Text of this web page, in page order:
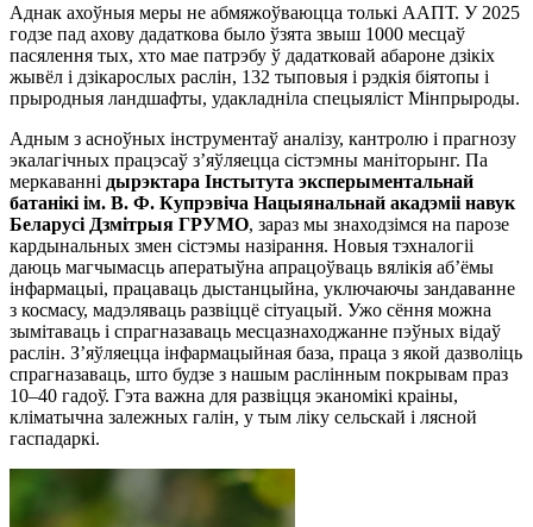
Аднак ахоўныя меры не абмяжоўваюцца толькі ААПТ. У 2025
годзе пад ахову дадаткова было ўзята звыш 1000 месцаў
пасялення тых, хто мае патрэбу ў дадатковай абароне дзікіх
жывёл і дзікарослых раслін, 132 тыповыя і рэдкія біятопы і
прыродныя ландшафты, удакладніла спецыяліст Мінпрыроды.
Адным з асноўных інструментаў аналізу, кантролю і прагнозу
экалагічных працэсаў з’яўляецца сістэмны маніторынг. Па
меркаванні дырэктара Інстытута эксперыментальнай
батанікі ім. В. Ф. Купрэвіча Нацыянальнай акадэміі навук
Беларусі Дзмітрыя ГРУМО, зараз мы знаходзімся на парозе
кардынальных змен сістэмы назірання. Новыя тэхналогіі
даюць магчымасць аператыўна апрацоўваць вялікія аб’ёмы
інфармацыі, працаваць дыстанцыйна, уключаючы зандаванне
з космасу, мадэляваць развіццё сітуацый. Ужо сёння можна
зымітаваць і спрагназаваць месцазнаходжанне пэўных відаў
раслін. З’яўляецца інфармацыйная база, праца з якой дазволіць
спрагназаваць, што будзе з нашым раслінным покрывам праз
10–40 гадоў. Гэта важна для развіцця эканомікі краіны,
кліматычна залежных галін, у тым ліку сельскай і лясной
гаспадаркі.